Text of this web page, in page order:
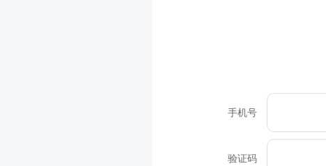
手机号
验证码